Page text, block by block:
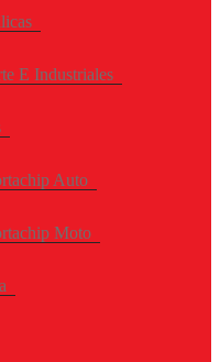
E Industriales
Auto
Moto